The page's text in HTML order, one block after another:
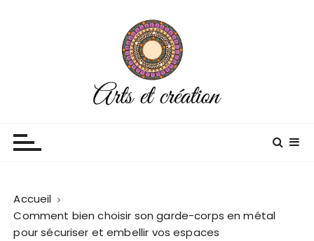
Accueil
Comment bien choisir son garde-corps en métal
pour sécuriser et embellir vos espaces